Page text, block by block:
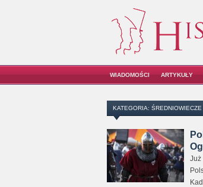
WIADOMOŚCI ARTYKUŁY
KATEGORIA: ŚREDNIOWIECZE
Już